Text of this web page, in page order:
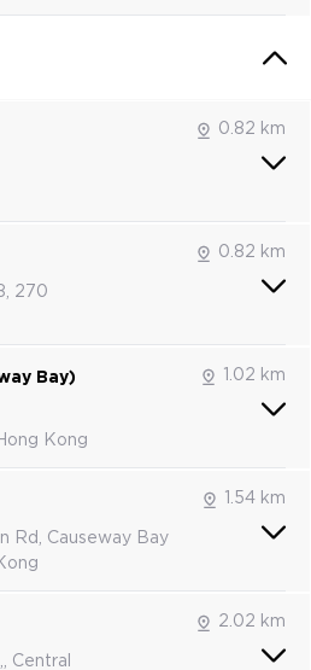
0.82 km
0.82 km
270
Bay) 1.02 km
Kong
1.54 km
Rd, Causeway Bay
2.02 km
Central